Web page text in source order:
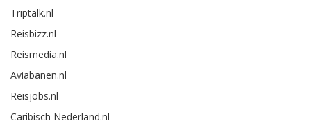
Triptalk.nl
Reisbizz.nl
Reismedia.nl
Aviabanen.nl
Reisjobs.nl
Caribisch Nederland.nl